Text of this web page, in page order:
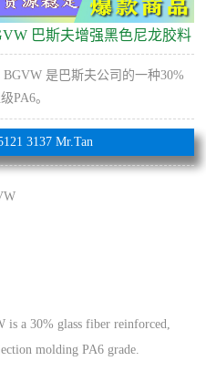
巴斯夫增强黑色尼龙胶料
是巴斯夫公司的一种30%
PA6。
3137 Mr.Tan
a 30% glass fiber reinforced,
molding PA6 grade.